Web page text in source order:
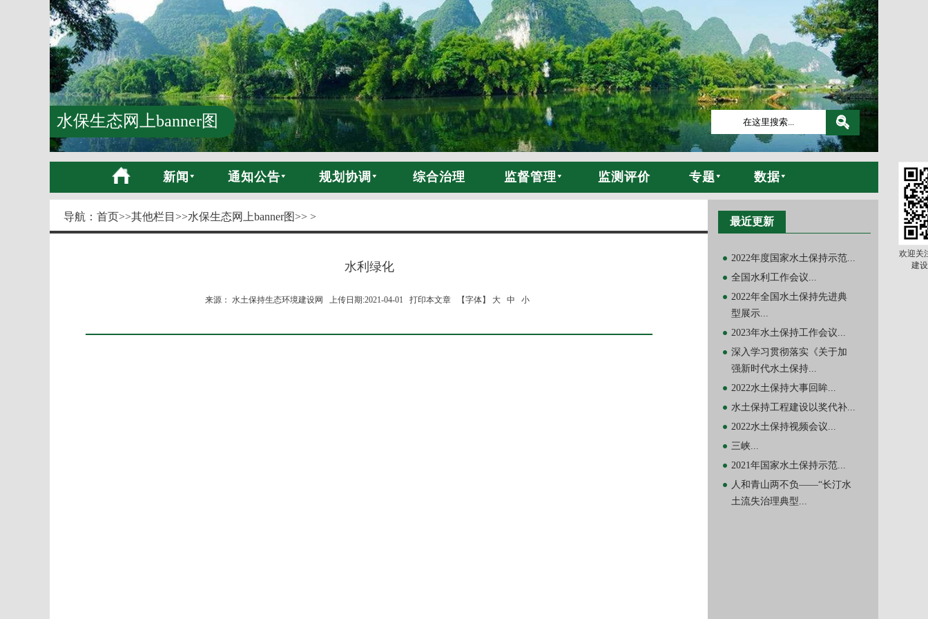
水保生态网上banner图
新闻 通知公告 规划协调 综合治理 监督管理 监测评价 专题 数据
导航： 首页>>其他栏目 >>水保生态网上banner图>> >
水利绿化
来源： 水土保持生态环境建设网 上传日期:2021-04-01 打印本文章 【字体】 大 中 小
最近更新
2022年度国家水土保持示范...
全国水利工作会议...
2022年全国水土保持先进典
型展示...
2023年水土保持工作会议...
深入学习贯彻落实《关于加
强新时代水土保持...
2022水土保持大事回眸...
水土保持工程建设以奖代补...
2022水土保持视频会议...
三峡...
2021年国家水土保持示范...
人和青山两不负——“长汀水
土流失治理典型...
欢迎关
建